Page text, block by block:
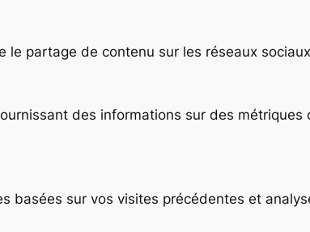
partage de contenu sur les réseaux
des informations sur des
basées sur vos visites précédentes et